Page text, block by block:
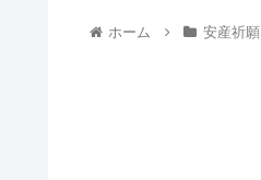
ホーム 安産祈願